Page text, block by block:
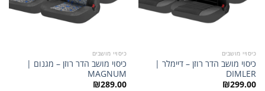
כיסויי מושבים
כיסוי מושב הדר רוזן – דיימלר |
DIMLER
₪299.00
כיסויי מושבים
כיסוי מושב הדר רוזן – מגנום |
MAGNUM
₪289.00